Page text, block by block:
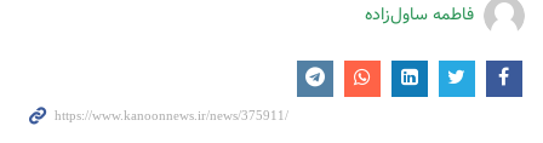
فاطمه ساول‌زاده